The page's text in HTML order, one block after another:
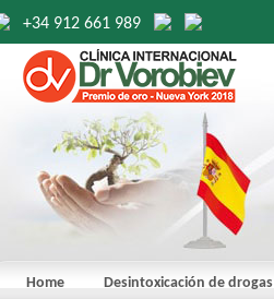
+34 912 661 989
Home Desintoxicación de drogas